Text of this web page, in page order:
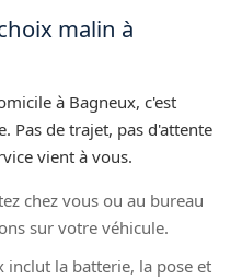
malin à
à Bagneux, c'est
Pas de trajet, pas d'attente
vient à vous.
chez vous ou au bureau
sur votre véhicule.
inclut la batterie, la pose et